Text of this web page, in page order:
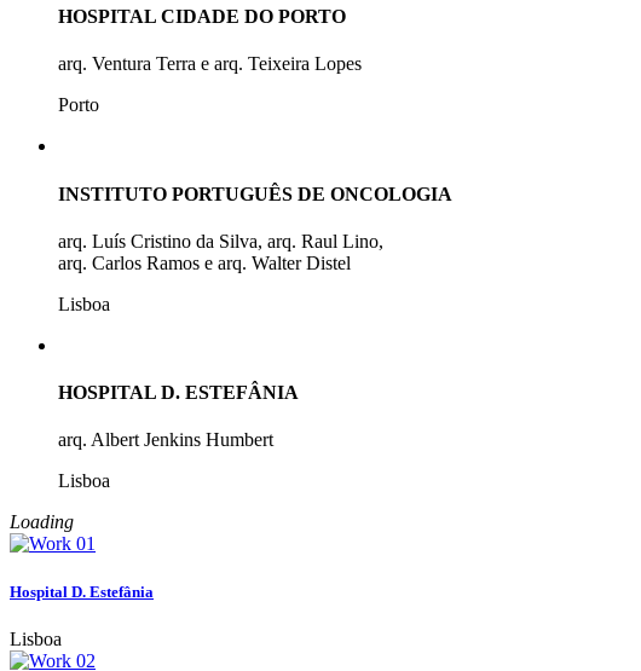
HOSPITAL CIDADE DO PORTO
arq. Ventura Terra e arq. Teixeira Lopes
Porto
INSTITUTO PORTUGUÊS DE ONCOLOGIA
arq. Luís Cristino da Silva, arq. Raul Lino,
arq. Carlos Ramos e arq. Walter Distel
Lisboa
HOSPITAL D. ESTEFÂNIA
arq. Albert Jenkins Humbert
Lisboa
Loading
Hospital D. Estefânia
Lisboa